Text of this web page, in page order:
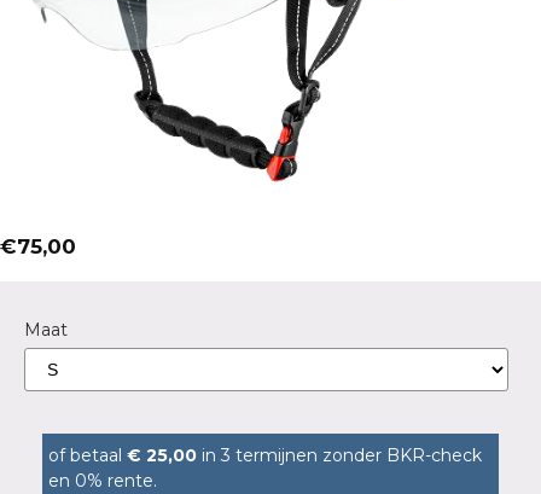
€75,00
Maat
of betaal € 25,00 in 3 termijnen zonder BKR-check
en 0% rente.